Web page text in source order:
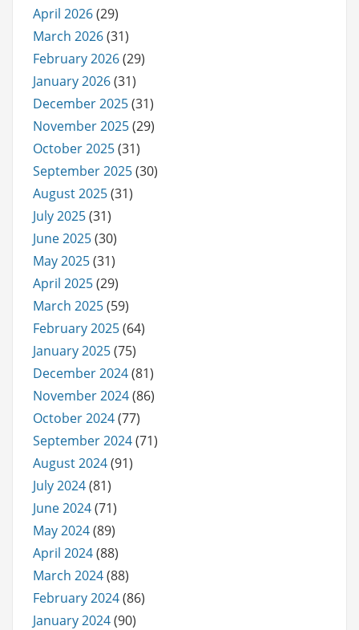
April 2026(29)
March 2026(31)
February 2026(29)
January 2026(31)
December 2025(31)
November 2025(29)
October 2025(31)
September 2025(30)
August 2025(31)
July 2025(31)
June 2025(30)
May 2025(31)
April 2025(29)
March 2025(59)
February 2025(64)
January 2025(75)
December 2024(81)
November 2024(86)
October 2024(77)
September 2024(71)
August 2024(91)
July 2024(81)
June 2024(71)
May 2024(89)
April 2024(88)
March 2024(88)
February 2024(86)
January 2024(90)